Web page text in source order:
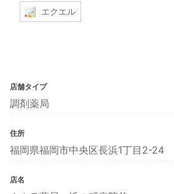
エクエル
店舗タイプ
調剤薬局
住所
福岡県福岡市中央区長浜1丁目2-24
店名